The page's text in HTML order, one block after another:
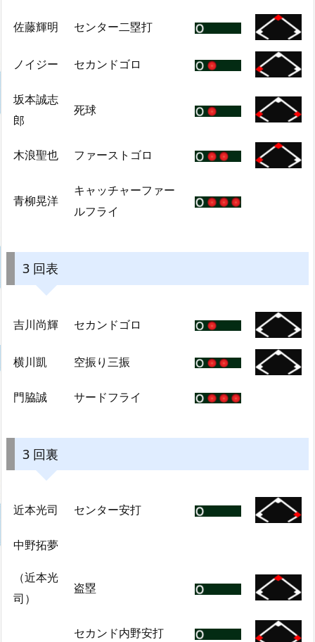
佐藤輝明 センター二塁打
ノイジー セカンドゴロ
坂本誠志
郎
死球
木浪聖也 ファーストゴロ
青柳晃洋
キャッチャーファー
ルフライ
3 回表
吉川尚輝 セカンドゴロ
横川凱 空振り三振
門脇誠 サードフライ
3 回裏
近本光司 センター安打
中野拓夢
（近本光
司）
盗塁
セカンド内野安打